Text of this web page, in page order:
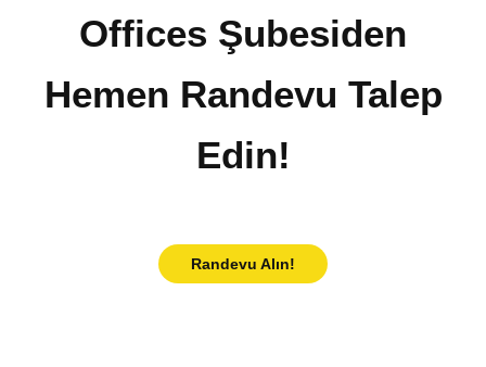
Offices Şubesiden
Hemen Randevu Talep
Edin!
Randevu Alın!